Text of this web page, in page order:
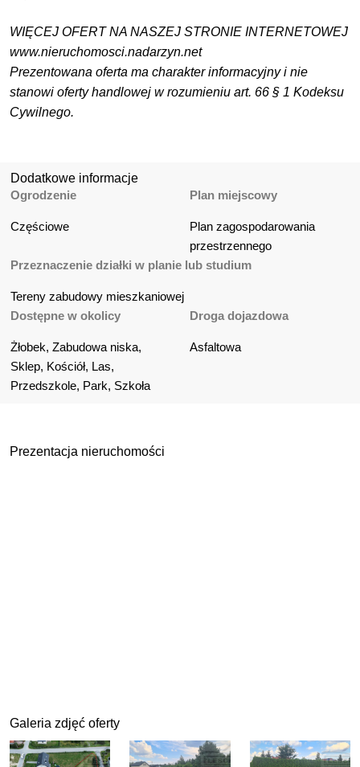
WIĘCEJ OFERT NA NASZEJ STRONIE INTERNETOWEJ
www.nieruchomosci.nadarzyn.net
Prezentowana oferta ma charakter informacyjny i nie
stanowi oferty handlowej w rozumieniu art. 66 § 1 Kodeksu
Cywilnego.
Dodatkowe informacje
Ogrodzenie
Częściowe
Plan miejscowy
Plan zagospodarowania
przestrzennego
Przeznaczenie działki w planie lub studium
Tereny zabudowy mieszkaniowej
Dostępne w okolicy
Żłobek, Zabudowa niska,
Sklep, Kościół, Las,
Przedszkole, Park, Szkoła
Droga dojazdowa
Asfaltowa
Prezentacja nieruchomości
Galeria zdjęć oferty